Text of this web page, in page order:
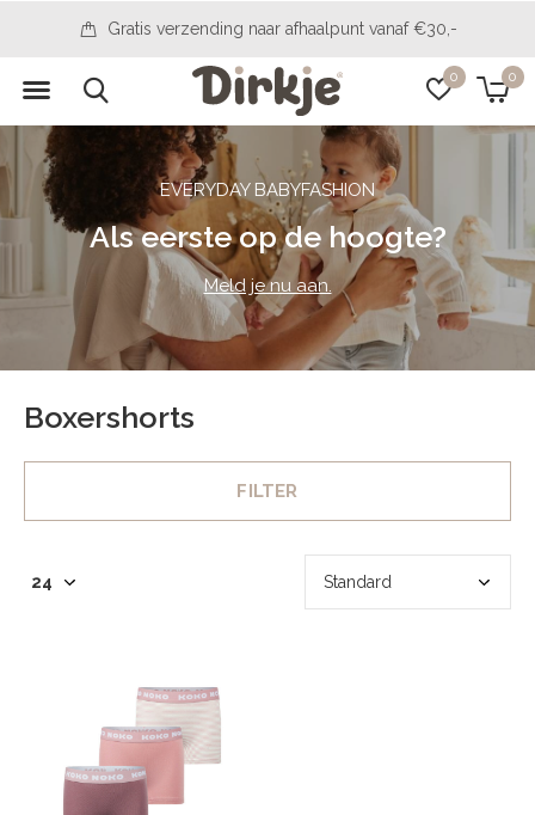
0 0
Gratis verzending naar afhaalpunt vanaf €30,-
EVERYDAY BABYFASHION
Als eerste op de hoogte?
Meld je nu aan.
Boxershorts
FILTER